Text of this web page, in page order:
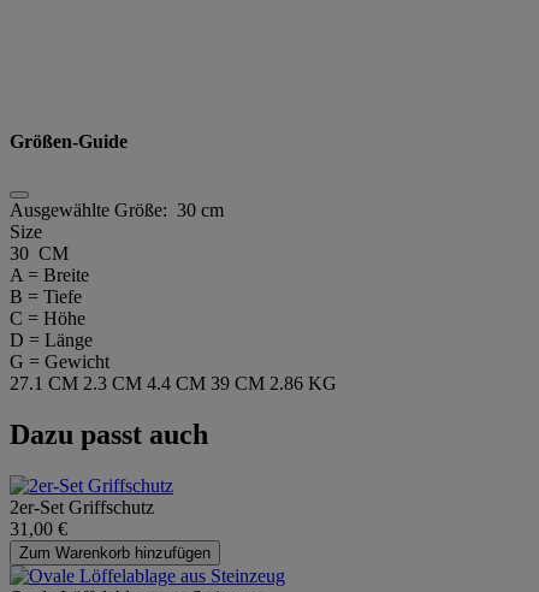
Größen-Guide
Ausgewählte Größe: 30 cm
Size
30 CM
A = Breite
B = Tiefe
C = Höhe
D = Länge
G = Gewicht
27.1 CM 2.3 CM 4.4 CM 39 CM 2.86 KG
Dazu passt auch
2er-Set Griffschutz
31,00 €
Zum Warenkorb hinzufügen